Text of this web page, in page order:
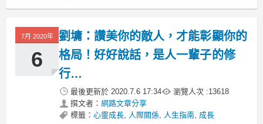
悅和健康。
7月 2020年
6
劉墉：讚美你的敵人，才能彰顯你的
格局！好好說話，是人一輩子的修
行…
最後更新於 2020.7.6 17:34 瀏覽人次 :13618
撰文者： 網路文章分享
標籤： 心靈成長, 人際關係, 人生指南, 成長